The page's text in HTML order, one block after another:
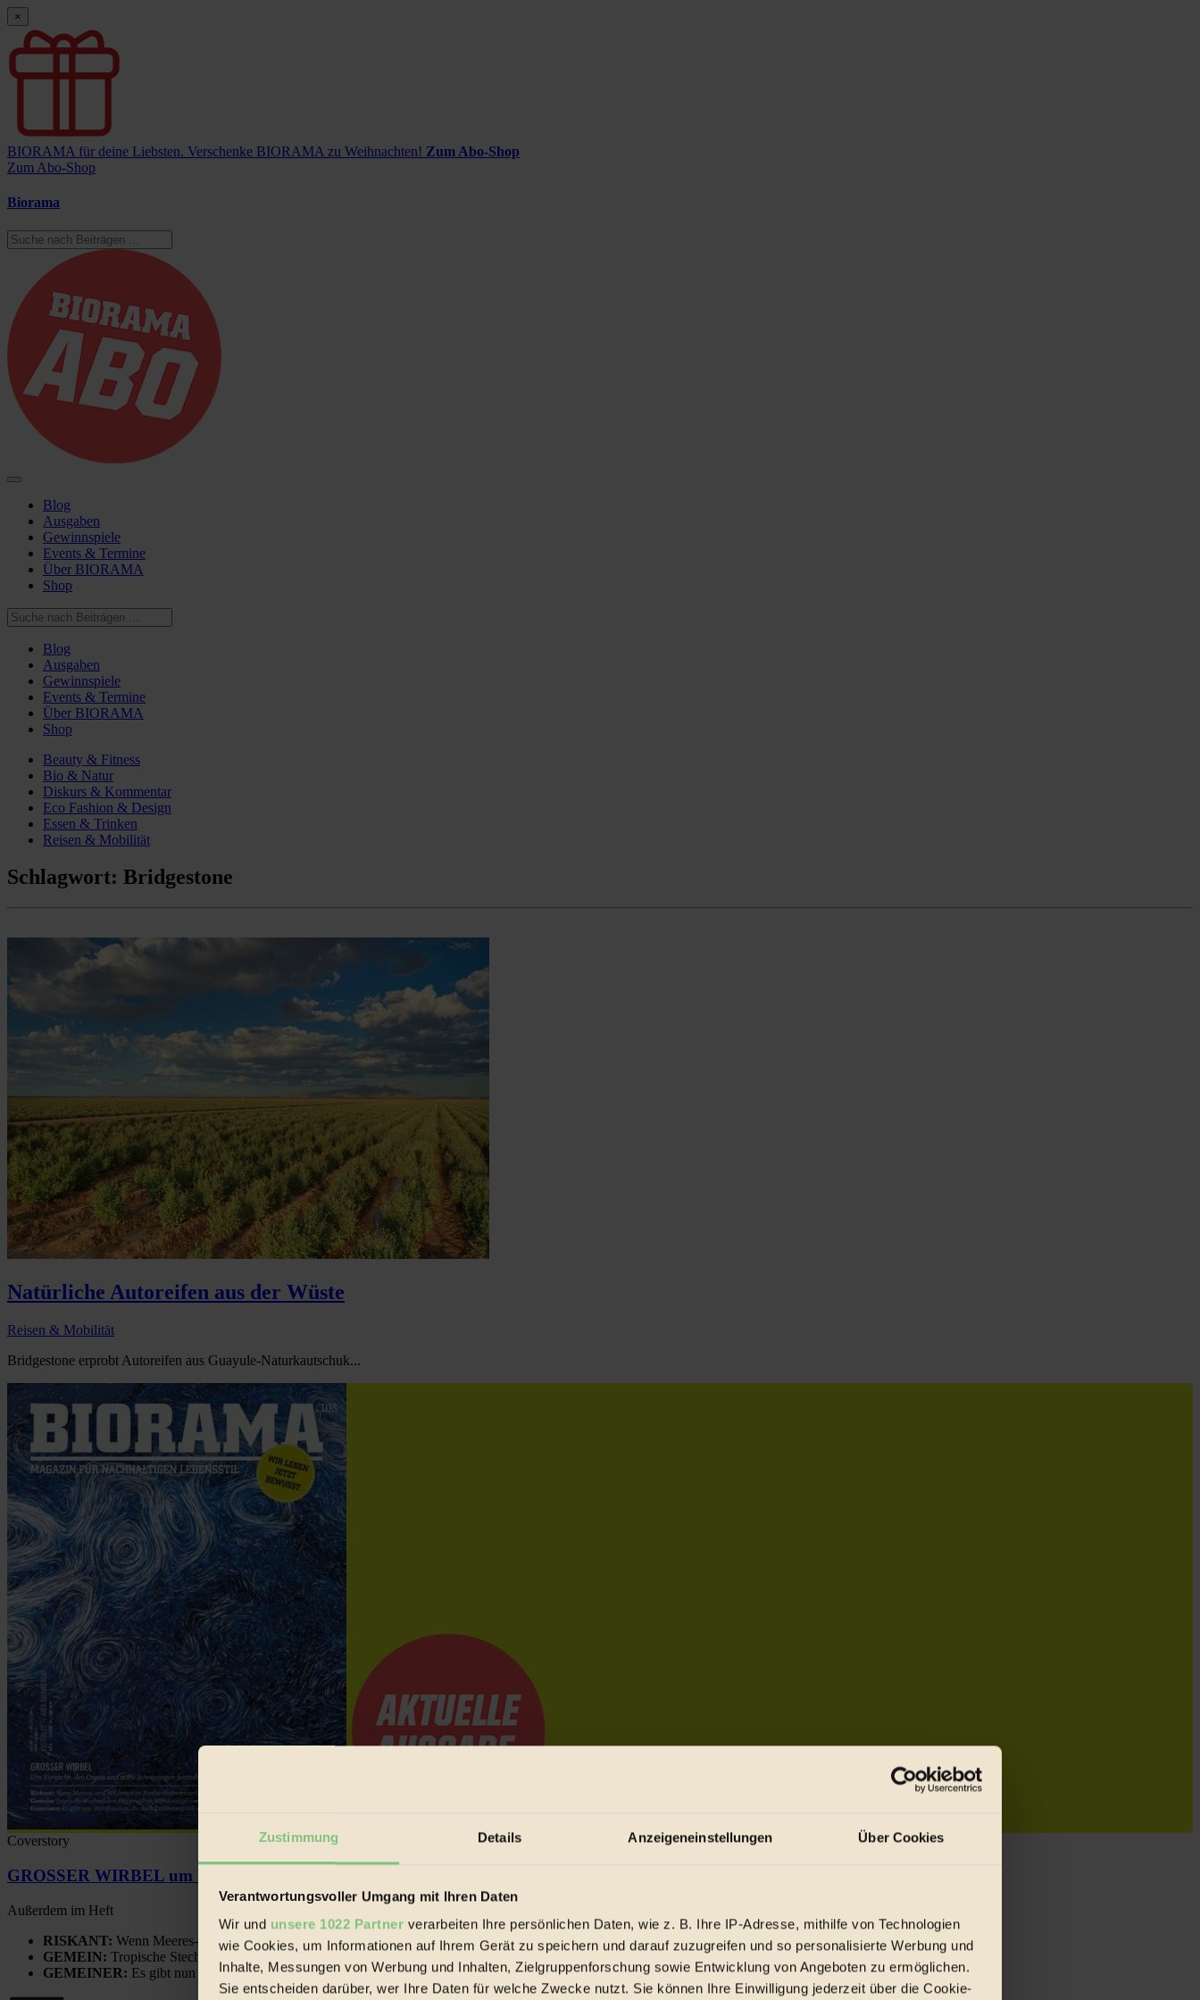
Zustimmung Details Anzeigeneinstellungen Über Cookies
Verantwortungsvoller Umgang mit Ihren Daten
Wir und unsere 1022 Partner verarbeiten Ihre persönlichen Daten, wie z. B. Ihre IP-Adresse, mithilfe von Technologien
wie Cookies, um Informationen auf Ihrem Gerät zu speichern und darauf zuzugreifen und so personalisierte Werbung und
Inhalte, Messungen von Werbung und Inhalten, Zielgruppenforschung sowie Entwicklung von Angeboten zu ermöglichen.
Sie entscheiden darüber, wer Ihre Daten für welche Zwecke nutzt. Sie können Ihre Einwilligung jederzeit über die Cookie-
×
BIORAMA für deine Liebsten. Verschenke BIORAMA zu Weihnachten! Zum Abo-Shop
Zum Abo-Shop
Biorama
Blog
Ausgaben
Gewinnspiele
Events & Termine
Über BIORAMA
Shop
Blog
Ausgaben
Gewinnspiele
Events & Termine
Über BIORAMA
Shop
Beauty & Fitness
Bio & Natur
Diskurs & Kommentar
Eco Fashion & Design
Essen & Trinken
Reisen & Mobilität
Schlagwort: Bridgestone
Natürliche Autoreifen aus der Wüste
Reisen & Mobilität
Bridgestone erprobt Autoreifen aus Guayule-Naturkautschuk...
Coverstory
GROSSER WIRBEL um Versuche, den Ozean und seine Bewegungen festzuhalten.
Außerdem im Heft
RISKANT: Wenn Meeres- und Wildvögel im Freilandhühnerbetrieb vorbeischauen.
GEMEIN: Tropische Stechmücken fühlen sich in Mitteleuropa inziwschen oft zu Hause.
GEMEINER: Es gibt nun Weinflaschen, die nach Entleerung voll wieder zu dir zurückkommen.